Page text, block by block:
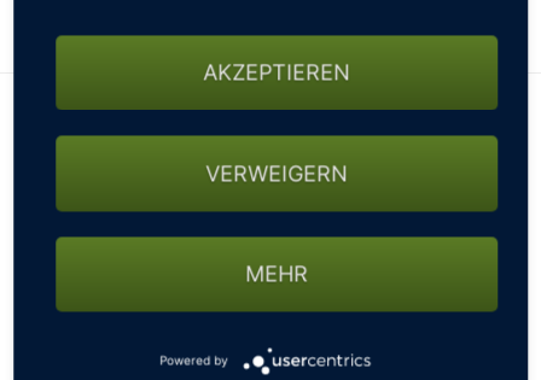
AKZEPTIEREN
VERWEIGERN
MEHR
Powered by